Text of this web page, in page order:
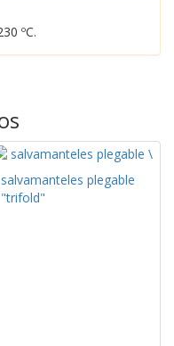
ºC.
salvamanteles plegable
"trifold"